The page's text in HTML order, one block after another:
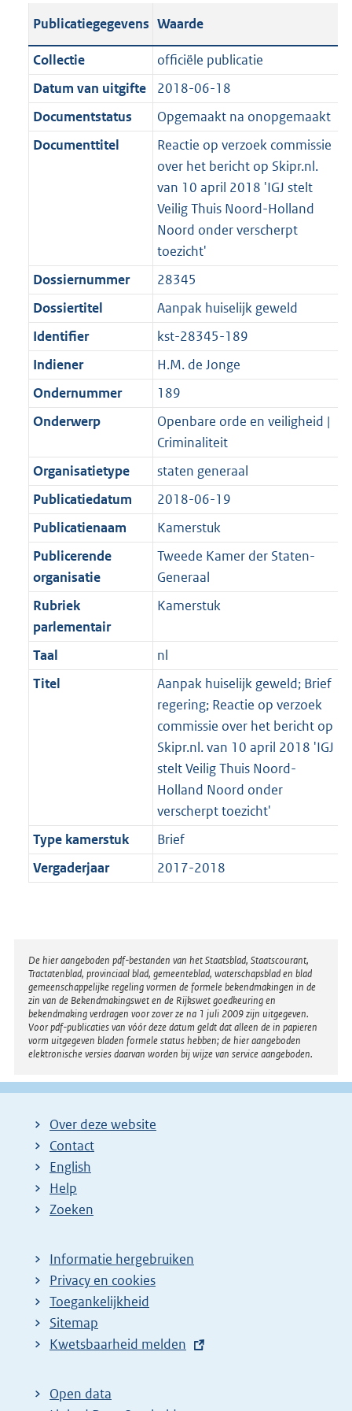
a
i
e
i
n
f
e
5
K
b
c
t
i
e
i
n
t
t
:
2
K
b
i
a
t
i
e
i
a
t
t
e
2
1
K
l
c
a
t
i
e
a
a
t
o
t
:
9
K
a
n
d
s
g
r
o
o
t
t
e
:
K
b
a
n
d
s
g
o
o
t
t
e
2
K
b
Publicatiegegevens Waarde
Collectie
officiële publicatie
Datum van uitgifte
2018-06-18
Documentstatus
Opgemaakt na onopgemaakt
Documenttitel
Reactie op verzoek commissie
over het bericht op Skipr.nl.
van 10 april 2018 'IGJ stelt
Veilig Thuis Noord-Holland
Noord onder verscherpt
toezicht'
Dossiernummer
28345
Dossiertitel
Aanpak huiselijk geweld
Identifier
kst-28345-189
Indiener
H.M. de Jonge
Ondernummer
189
Onderwerp
Openbare orde en veiligheid |
Criminaliteit
Organisatietype
staten generaal
Publicatiedatum
2018-06-19
Publicatienaam
Kamerstuk
Publicerende
organisatie
Tweede Kamer der Staten-
Generaal
Rubriek
parlementair
Kamerstuk
Taal
nl
Titel
Aanpak huiselijk geweld; Brief
regering; Reactie op verzoek
commissie over het bericht op
Skipr.nl. van 10 april 2018 'IGJ
stelt Veilig Thuis Noord-
Holland Noord onder
verscherpt toezicht'
Type kamerstuk
Brief
Vergaderjaar
2017-2018
Disclaimer
De hier aangeboden pdf-bestanden van het Staatsblad, Staatscourant,
Tractatenblad, provinciaal blad, gemeenteblad, waterschapsblad en blad
gemeenschappelijke regeling vormen de formele bekendmakingen in de
zin van de Bekendmakingswet en de Rijkswet goedkeuring en
bekendmaking verdragen voor zover ze na 1 juli 2009 zijn uitgegeven.
Voor pdf-publicaties van vóór deze datum geldt dat alleen de in papieren
vorm uitgegeven bladen formele status hebben; de hier aangeboden
elektronische versies daarvan worden bij wijze van service aangeboden.
Over deze website
Contact
English
Help
Zoeken
Informatie hergebruiken
Privacy en cookies
Toegankelijkheid
Sitemap
E
t
e
Kwetsbaarheid melden
Open data